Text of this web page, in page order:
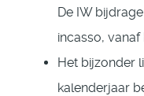
De IW
incasso,
Het bijzonder
kalenderjaar